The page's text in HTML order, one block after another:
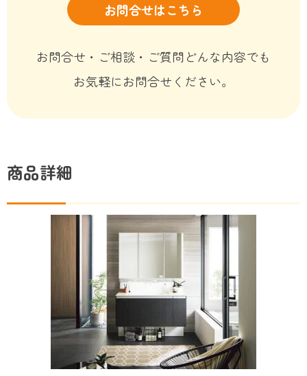
お問合せはこちら
お問合せ・ご相談・ご質問どんな内容でも
お気軽にお問合せください。
商品詳細